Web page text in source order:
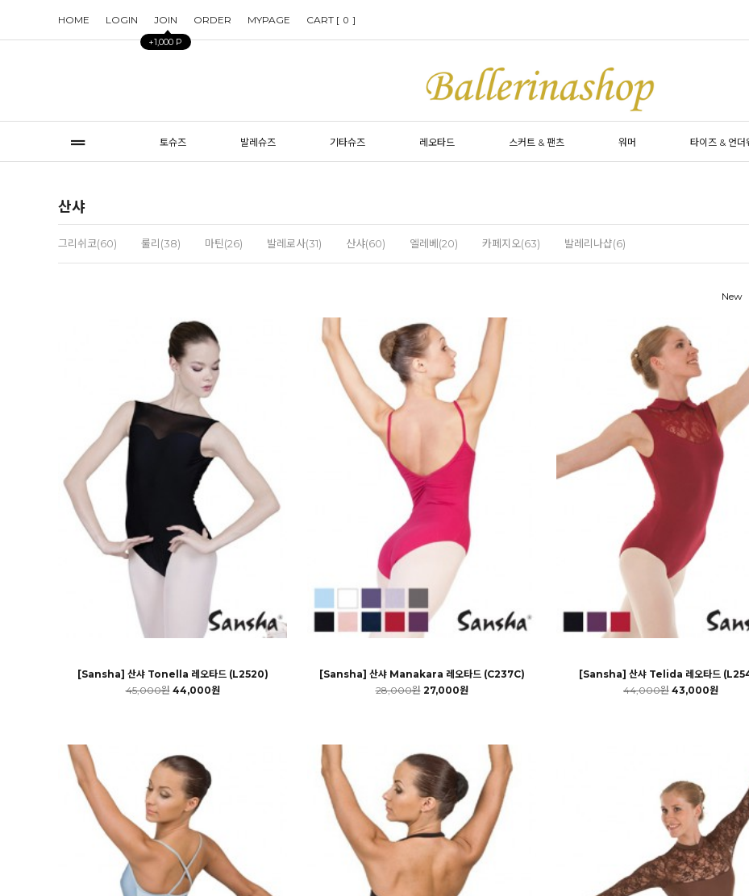
HOME LOGIN JOIN
+1,000 P
ORDER MYPAGE CART [ 0 ]
토슈즈 발레슈즈 기타슈즈 레오타드 스커트 & 팬츠 워머 타이즈 & 언더
산샤
그리쉬코(60) 룰리(38) 마틴(26) 발레로사(31) 산샤(60) 엘레베(20) 카페지오(63) 발레리나샵(6)
New
[Sansha] 산샤 Tonella 레오타드 (L2520)
45,000원 44,000원
[Sansha] 산샤 Manakara 레오타드 (C237C)
28,000원 27,000원
[Sansha] 산샤 Telida 레오타드
44,000원 43,000원